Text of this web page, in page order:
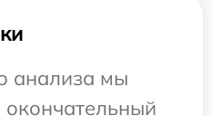
анализа мы
окончательный